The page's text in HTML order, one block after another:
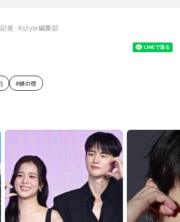
記者 : Kstyle編集部
#緑の夜